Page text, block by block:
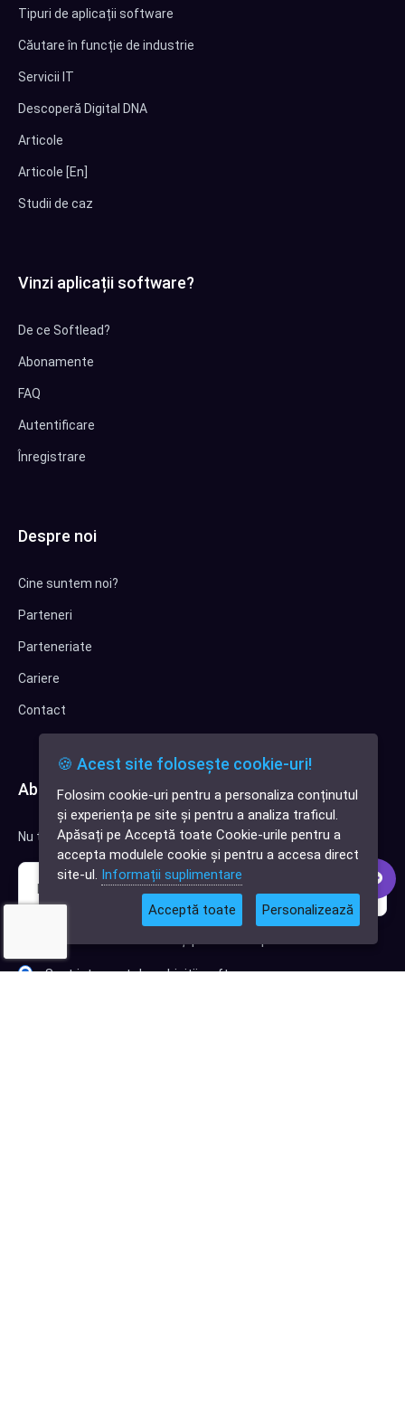
✕
Cauți o aplicație
software?
Tipuri de aplicații software
Căutare în funcție de industrie
Servicii IT
Descoperă Digital DNA
Articole
Articole [En]
Studii de caz
Vinzi aplicații software?
De ce Softlead?
Abonamente
FAQ
Autentificare
Înregistrare
Despre noi
Cine suntem noi?
Parteneri
Parteneriate
Cariere
Contact
Abonează-te la newsletter
Nu trimitem spam, deci nu îți face griji.
Sunt interesat de achiziții software
🍪 Acest site folosește cookie-uri!
Folosim cookie-uri pentru a personaliza conținutul
și experiența pe site și pentru a analiza traficul.
Apăsați pe Acceptă toate Cookie-urile pentru a
accepta modulele cookie și pentru a accesa direct
site-ul. Informații suplimentare
Acceptă toate Personalizează